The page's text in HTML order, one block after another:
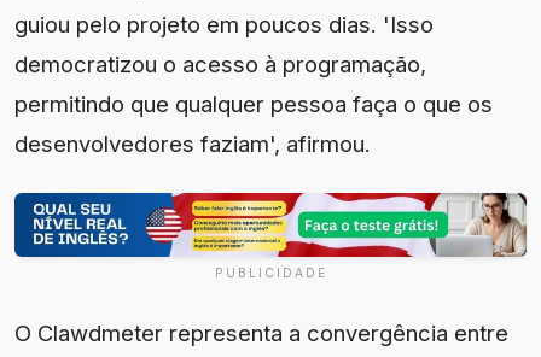
guiou pelo projeto em poucos dias. 'Isso
democratizou o acesso à programação,
permitindo que qualquer pessoa faça o que os
desenvolvedores faziam', afirmou.
PUBLICIDADE
O Clawdmeter representa a convergência entre